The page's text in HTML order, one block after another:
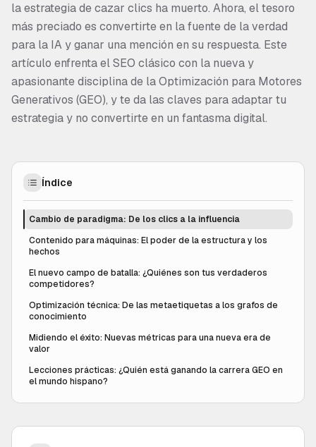
la estrategia de cazar clics ha muerto. Ahora, el tesoro
más preciado es convertirte en la fuente de la verdad
para la IA y ganar una mención en su respuesta. Este
artículo enfrenta el SEO clásico con la nueva y
apasionante disciplina de la Optimización para Motores
Generativos (GEO), y te da las claves para adaptar tu
estrategia y no convertirte en un fantasma digital.
Índice
Cambio de paradigma: De los clics a la influencia
Contenido para máquinas: El poder de la estructura y los
hechos
El nuevo campo de batalla: ¿Quiénes son tus verdaderos
competidores?
Optimización técnica: De las metaetiquetas a los grafos de
conocimiento
Midiendo el éxito: Nuevas métricas para una nueva era de
valor
Lecciones prácticas: ¿Quién está ganando la carrera GEO en
el mundo hispano?